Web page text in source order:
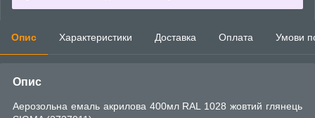
Опис Характеристики Доставка Оплата Умови
Опис
Аерозольна емаль акрилова 400мл RAL 1028 жовтий глянець